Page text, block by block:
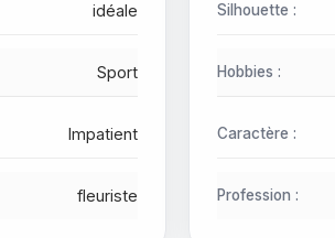
idéale
Sport
Impatient
fleuriste
Silhouette :
Hobbies :
Caractère :
Profession :